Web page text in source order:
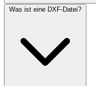
Was ist eine DXF-Datei?